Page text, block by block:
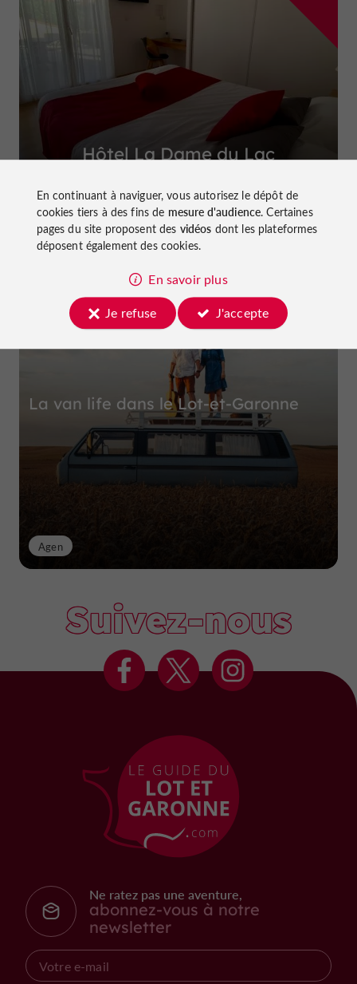
Hôtel La Dame du Lac
Top expériences
La van life dans le Lot-et-Garonne
Agen
Suivez-nous
Ne ratez pas une aventure,
abonnez-vous à notre
newsletter
En continuant à naviguer, vous autorisez le dépôt de
cookies tiers à des fins de mesure d'audience. Certaines
pages du site proposent des vidéos dont les plateformes
déposent également des cookies.
En savoir plus
Je refuse
J'accepte